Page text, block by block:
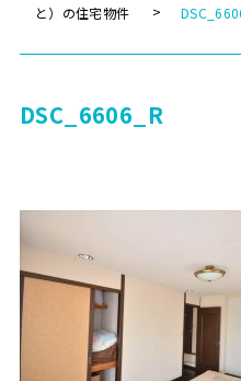
と）の住宅物件
DSC_6606_R